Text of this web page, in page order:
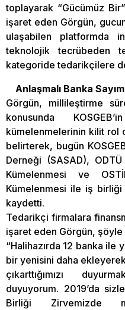
toplayarak “Gücümüz
işaret eden Görgün,
ulaşabilen platformda
teknolojik tecrübeden
kategoride tedarikçilere
Anlaşmalı Banka
Görgün, millileştirme
konusunda
kümelenmelerinin kilit rol
belirterek, bugün
Derneği (SASAD),
Kümelenmesi ve
Kümelenmesi ile iş birliği
kaydetti.
Tedarikçi firmalara
işaret eden Görgün,
“Halihazırda 12 banka ile
bir yenisini daha ekleyerek
çıkarttığımızı
duyuyorum. 2019’da
Birliği Zirvemizde